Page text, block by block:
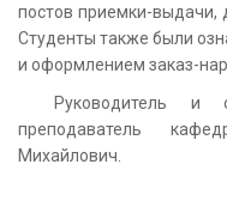
постов приемки-выдачи,
Студенты также были
и оформлением заказ-
Руководитель и
преподаватель
Михайлович.